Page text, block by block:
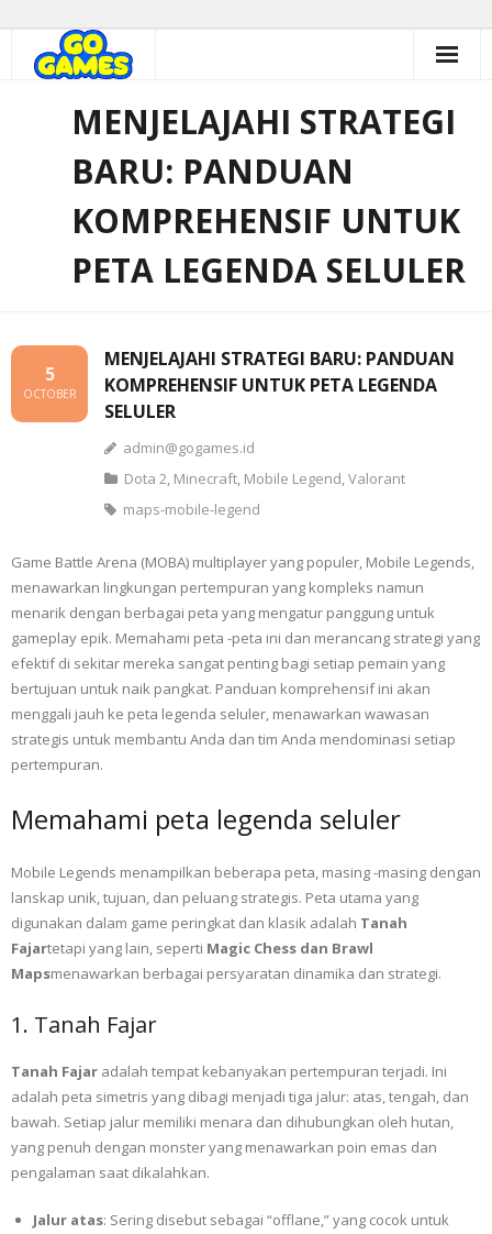
MENJELAJAHI STRATEGI
BARU: PANDUAN
KOMPREHENSIF UNTUK
PETA LEGENDA SELULER
MENJELAJAHI STRATEGI BARU: PANDUAN
KOMPREHENSIF UNTUK PETA LEGENDA
SELULER
5
OCTOBER
admin@gogames.id
Dota 2, Minecraft, Mobile Legend,Valorant
maps-mobile-legend
Game Battle Arena (MOBA) multiplayer yang populer, Mobile Legends,
menawarkan lingkungan pertempuran yang kompleks namun
menarik dengan berbagai peta yang mengatur panggung untuk
gameplay epik. Memahami peta -peta ini dan merancang strategi yang
efektif di sekitar mereka sangat penting bagi setiap pemain yang
bertujuan untuk naik pangkat. Panduan komprehensif ini akan
menggali jauh ke peta legenda seluler, menawarkan wawasan
strategis untuk membantu Anda dan tim Anda mendominasi setiap
pertempuran.
Memahami peta legenda seluler
Mobile Legends menampilkan beberapa peta, masing -masing dengan
lanskap unik, tujuan, dan peluang strategis. Peta utama yang
digunakan dalam game peringkat dan klasik adalah Tanah
Fajartetapi yang lain, seperti Magic Chess dan Brawl
Mapsmenawarkan berbagai persyaratan dinamika dan strategi.
1. Tanah Fajar
Tanah Fajar adalah tempat kebanyakan pertempuran terjadi. Ini
adalah peta simetris yang dibagi menjadi tiga jalur: atas, tengah, dan
bawah. Setiap jalur memiliki menara dan dihubungkan oleh hutan,
yang penuh dengan monster yang menawarkan poin emas dan
pengalaman saat dikalahkan.
Jalur atas: Sering disebut sebagai “offlane,” yang cocok untuk